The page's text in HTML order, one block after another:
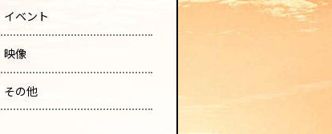
イベント
映像
その他